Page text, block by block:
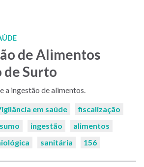
de Alimentos
de Surto
a ingestão de alimentos.
em saúde
fiscalização
ingestão
alimentos
sanitária 156